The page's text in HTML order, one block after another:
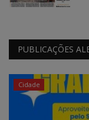
PUBLICAÇÕES
Cidade